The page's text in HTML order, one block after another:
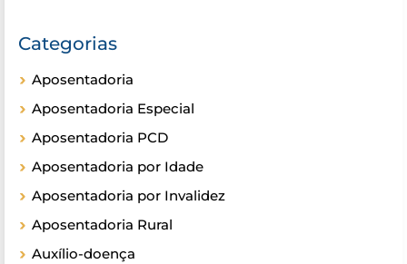
Categorias
Aposentadoria
Aposentadoria Especial
Aposentadoria PCD
Aposentadoria por Idade
Aposentadoria por Invalidez
Aposentadoria Rural
Auxílio-doença